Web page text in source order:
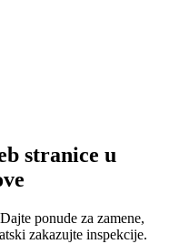
stranice u
ponude za zamene,
zakazujte inspekcije.